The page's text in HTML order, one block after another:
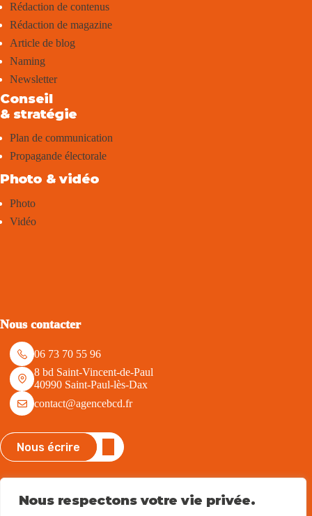
Nous respectons votre vie privée.
Rédaction de contenus
Rédaction de magazine
Article de blog
Naming
Newsletter
Conseil
& stratégie
Plan de communication
Propagande électorale
Photo & vidéo
Photo
Vidéo
Nous contacter
06 73 70 55 96
8 bd Saint-Vincent-de-Paul
40990 Saint-Paul-lès-Dax
contact@agencebcd.fr
Nous écrire